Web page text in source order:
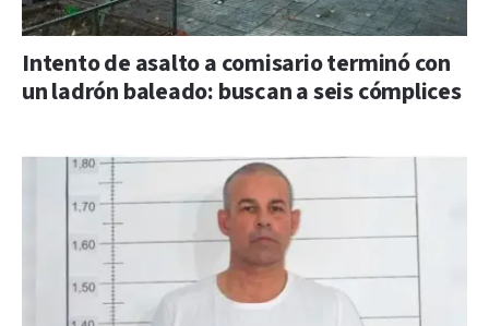
Intento de asalto a comisario terminó con
un ladrón baleado: buscan a seis cómplices